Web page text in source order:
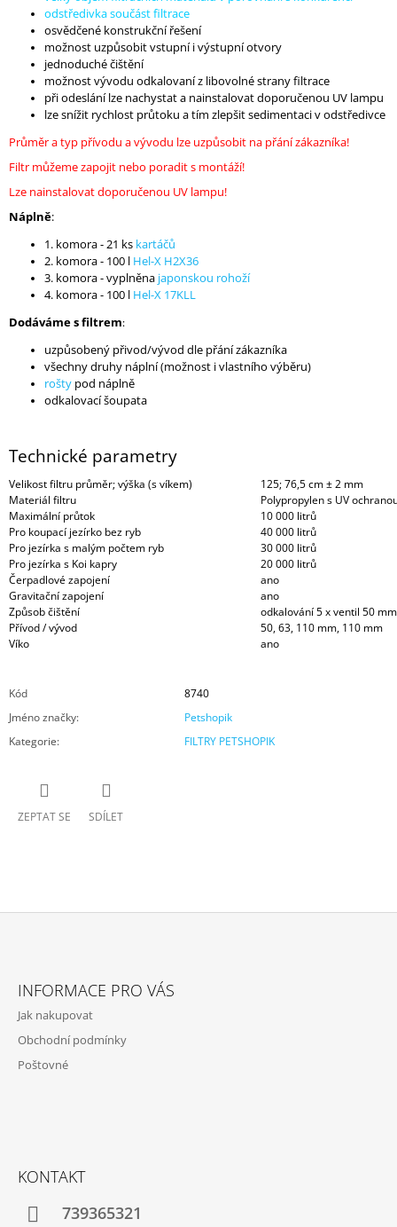
odstředivka součást filtrace
osvědčené konstrukční řešení
možnost uzpůsobit vstupní i výstupní otvory
jednoduché čištění
možnost vývodu odkalovaní z libovolné strany filtrace
při odeslání lze nachystat a nainstalovat doporučenou UV lampu
lze snížit rychlost průtoku a tím zlepšit sedimentaci v odstředivce
Průměr a typ přívodu a vývodu lze uzpůsobit na přání zákazníka!
Filtr můžeme zapojit nebo poradit s montáží!
Lze nainstalovat doporučenou UV lampu!
Náplně:
1. komora - 21 ks kartáčů
2. komora - 100 l Hel-X H2X36
3. komora - vyplněna japonskou rohoží
4. komora - 100 l Hel-X 17KLL
Dodáváme s filtrem:
uzpůsobený přivod/vývod dle přání zákazníka
všechny druhy náplní (možnost i vlastního výběru)
rošty pod náplně
odkalovací šoupata
Technické parametry
Velikost filtru průměr; výška (s víkem)
125; 76,5 cm ± 2 mm
Materiál filtru
Polypropylen s UV
Maximální průtok
10 000 litrů
Pro koupací jezírko bez ryb
40 000 litrů
Pro jezírka s malým počtem ryb
30 000 litrů
Pro jezírka s Koi kapry
20 000 litrů
Čerpadlové zapojení
ano
Gravitační zapojení
ano
Způsob čištění
odkalování 5 x ventil 50 mm
Přívod / vývod
50, 63, 110 mm, 110 mm
Víko
ano
Kód
8740
Jméno značky:
Petshopik
Kategorie: FILTRY PETSHOPIK
ZEPTAT SE SDÍLET
INFORMACE PRO VÁS
Jak nakupovat
Obchodní podmínky
Poštovné
KONTAKT
739365321